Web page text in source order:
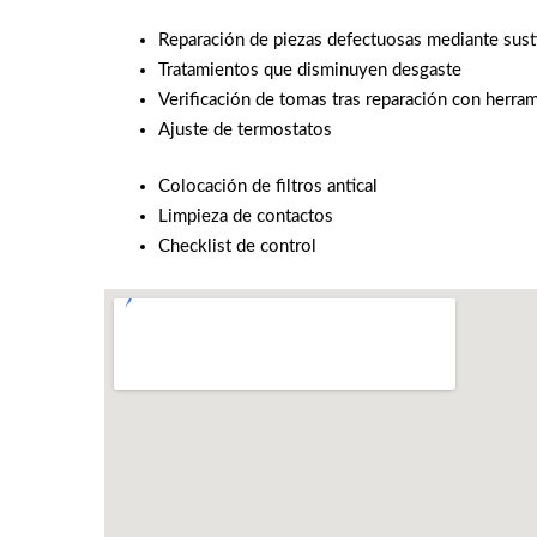
Reparación de piezas defectuosas mediante
Tratamientos que disminuyen desgaste
Verificación de tomas tras reparación con
Ajuste de termostatos
Colocación de filtros antical
Limpieza de contactos
Checklist de control